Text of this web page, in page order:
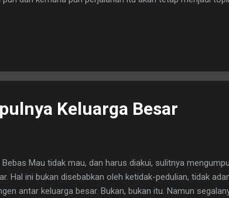
Keluarga Besar
Mau tidak mau, dan harus diakui, sulitnya
Hal ini bukan disebabkan oleh ketidak-pedulian, tidak
antar keluarga besar. Bukan, bukan itu. Namun